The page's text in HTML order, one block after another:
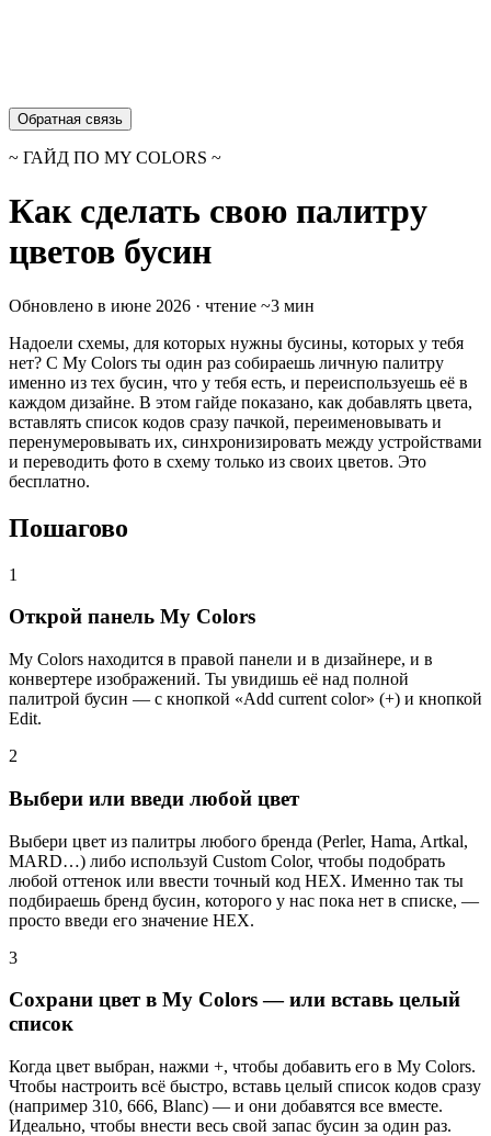
Обратная связь
~ ГАЙД ПО MY COLORS ~
Как сделать свою палитру
цветов бусин
Обновлено в июне 2026 · чтение ~3 мин
Надоели схемы, для которых нужны бусины, которых у тебя
нет? С My Colors ты один раз собираешь личную палитру
именно из тех бусин, что у тебя есть, и переиспользуешь её в
каждом дизайне. В этом гайде показано, как добавлять цвета,
вставлять список кодов сразу пачкой, переименовывать и
перенумеровывать их, синхронизировать между устройствами
и переводить фото в схему только из своих цветов. Это
бесплатно.
Пошагово
1
Открой панель My Colors
My Colors находится в правой панели и в дизайнере, и в
конвертере изображений. Ты увидишь её над полной
палитрой бусин — с кнопкой «Add current color» (+) и кнопкой
Edit.
2
Выбери или введи любой цвет
Выбери цвет из палитры любого бренда (Perler, Hama, Artkal,
MARD…) либо используй Custom Color, чтобы подобрать
любой оттенок или ввести точный код HEX. Именно так ты
подбираешь бренд бусин, которого у нас пока нет в списке, —
просто введи его значение HEX.
3
Сохрани цвет в My Colors — или вставь целый
список
Когда цвет выбран, нажми +, чтобы добавить его в My Colors.
Чтобы настроить всё быстро, вставь целый список кодов сразу
(например 310, 666, Blanc) — и они добавятся все вместе.
Идеально, чтобы внести весь свой запас бусин за один раз.